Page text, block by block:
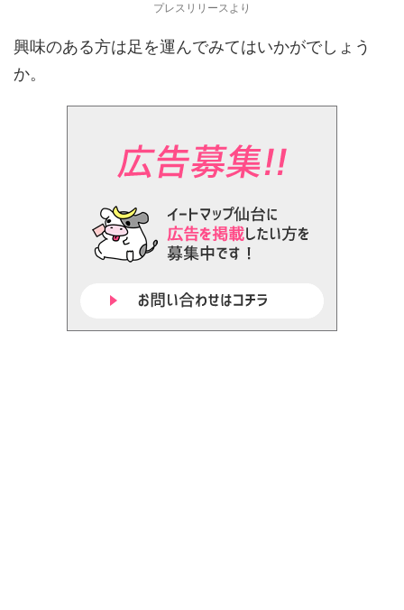
プレスリリースより
興味のある方は足を運んでみてはいかがでしょう
か。